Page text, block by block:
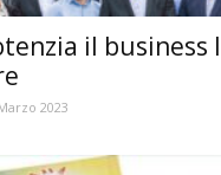
il business
2023